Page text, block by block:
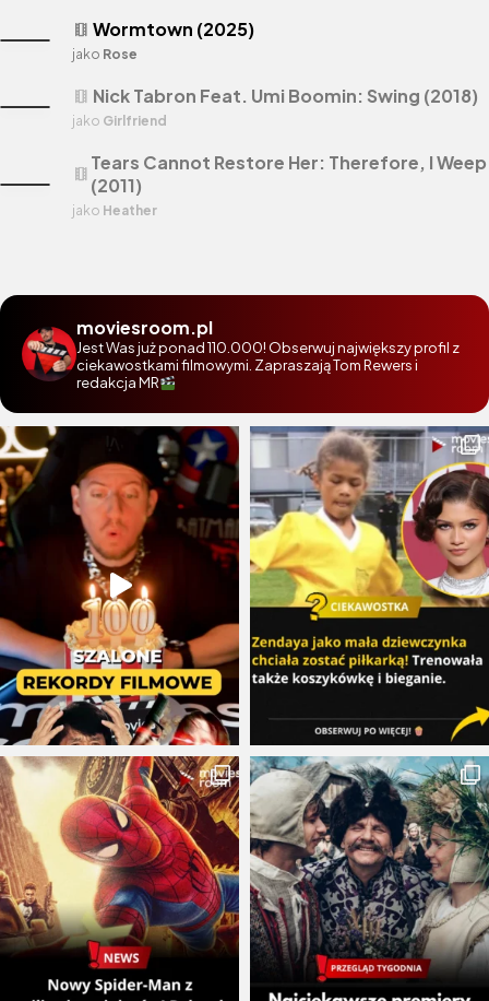
theaters Nick Tabron Feat. Umi Boomin: Swing (2018)
jako Girlfriend
theaters Tears Cannot Restore Her: Therefore, I Weep
(2011)
jako Heather
theaters Wormtown (2025)
jako Rose
moviesroom.pl
Jest Was już ponad 110.000! Obserwuj największy profil z
ciekawostkami filmowymi. Zapraszają Tom Rewers i
redakcja MR